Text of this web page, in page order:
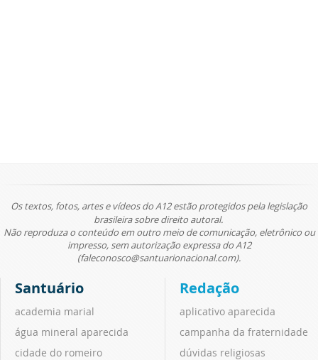
Os textos, fotos, artes e vídeos do A12 estão protegidos pela legislação
brasileira sobre direito autoral.
Não reproduza o conteúdo em outro meio de comunicação, eletrônico ou
impresso, sem autorização expressa do A12
(faleconosco@santuarionacional.com).
Santuário
academia marial
água mineral aparecida
cidade do romeiro
Redação
aplicativo aparecida
campanha da fraternidade
dúvidas religiosas